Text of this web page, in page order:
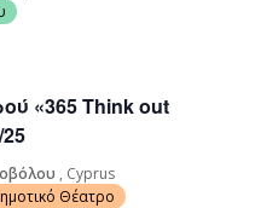
«365 Think out
, Cyprus
Θέατρο